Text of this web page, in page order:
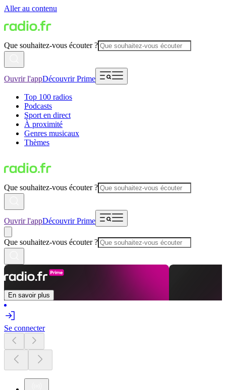
Aller au contenu
Que souhaitez-vous écouter ?
Ouvrir l'appDécouvrir Prime
Top 100 radios
Podcasts
Sport en direct
À proximité
Genres musicaux
Thèmes
Que souhaitez-vous écouter ?
Ouvrir l'appDécouvrir Prime
Que souhaitez-vous écouter ?
En savoir plus
Se connecter